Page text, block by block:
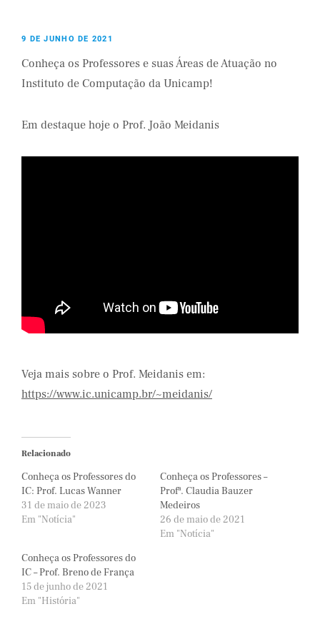
9 DE JUNHO DE 2021
Conheça os Professores e suas Áreas de Atuação no
Instituto de Computação da Unicamp!
Em destaque hoje o Prof. João Meidanis
Veja mais sobre o Prof. Meidanis em:
https://www.ic.unicamp.br/~meidanis/
Relacionado
Conheça os Professores do
IC: Prof. Lucas Wanner
31 de maio de 2023
Em "Notícia"
Conheça os Professores –
Profª. Claudia Bauzer
Medeiros
26 de maio de 2021
Em "Notícia"
Conheça os Professores do
IC – Prof. Breno de França
15 de junho de 2021
Em "História"